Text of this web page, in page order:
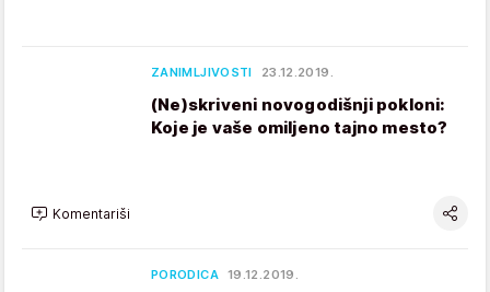
ZANIMLJIVOSTI 23.12.2019.
(Ne)skriveni novogodišnji pokloni:
Koje je vaše omiljeno tajno mesto?
Komentariši
PORODICA 19.12.2019.